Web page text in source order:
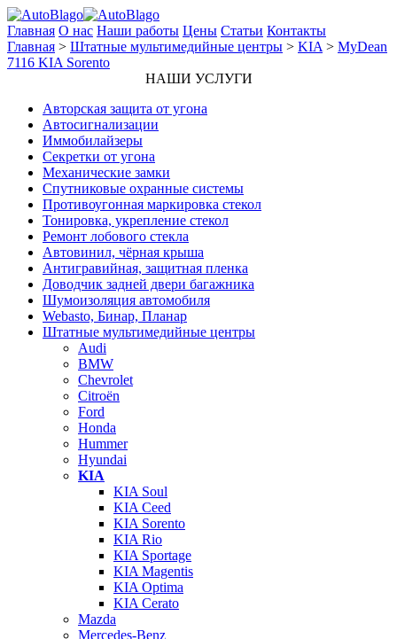
Главная О нас Наши работы Цены Статьи Контакты
Главная > Штатные мультимедийные центры > KIA > MyDean
7116 KIA Sorento
НАШИ УСЛУГИ
Авторская защита от угона
Автосигнализации
Иммобилайзеры
Секретки от угона
Механические замки
Спутниковые охранные системы
Противоугонная маркировка стекол
Тонировка, укрепление стекол
Ремонт лобового стекла
Автовинил, чёрная крыша
Антигравийная, защитная пленка
Доводчик задней двери багажника
Шумоизоляция автомобиля
Webasto, Бинар, Планар
Штатные мультимедийные центры
Audi
BMW
Chevrolet
Citroёn
Ford
Honda
Hummer
Hyundai
KIA
KIA Soul
KIA Ceed
KIA Sorento
KIA Rio
KIA Sportage
KIA Magentis
KIA Optima
KIA Cerato
Mazda
Mercedes-Benz